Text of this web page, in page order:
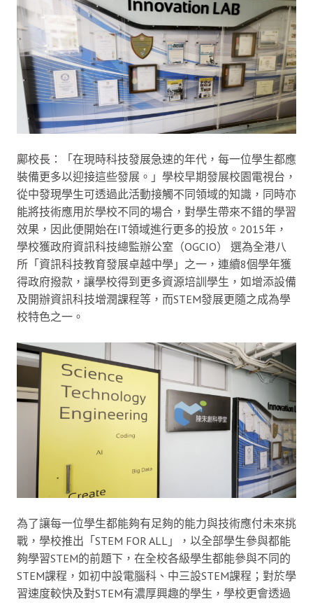
鄺校長：「在現時科技發展急速的年代，每一位學生都應
裝備更多以迎接這些發展。」學校早期發展校園電視台，
從中發現學生可透過此活動接觸不同領域的知識，同時亦
能將技術應用於學校不同的場合，對學生帶來不錯的學習
效果，因此便開始在IT領域進行更多的投放。2015年，
學校獲政府資訊科技總監辦公室（OGCIO） 選為全港八
所「資訊科技教育發展卓越中學」之一，連續8個學年獲
得政府撥款，讓學校得到更多資源培訓學生，如增添設備
及開辦資訊科技增潤課程等，而STEM發展更隨之成為學
校特色之一。
為了讓每一位學生都能夠有足夠的能力與技術應付未來挑
戰，學校推出「STEM FOR ALL」，以全部學生參與都能
夠學習STEM的前題下，在全校各級學生都能參與不同的
STEM課程，如初中設電腦科、中三設STEM課程；對於學
習速度較快及對STEM有濃厚興趣的學生，學校更會透過